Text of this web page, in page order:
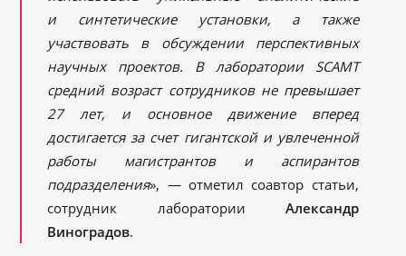
и синтетические установки, а также
участвовать в обсуждении перспективных
научных проектов. В лаборатории SCAMT
средний возраст сотрудников не превышает
27 лет, и основное движение вперед
достигается за счет гигантской и увлеченной
работы магистрантов и аспирантов
подразделения», — отметил соавтор статьи,
сотрудник лаборатории Александр
Виноградов.